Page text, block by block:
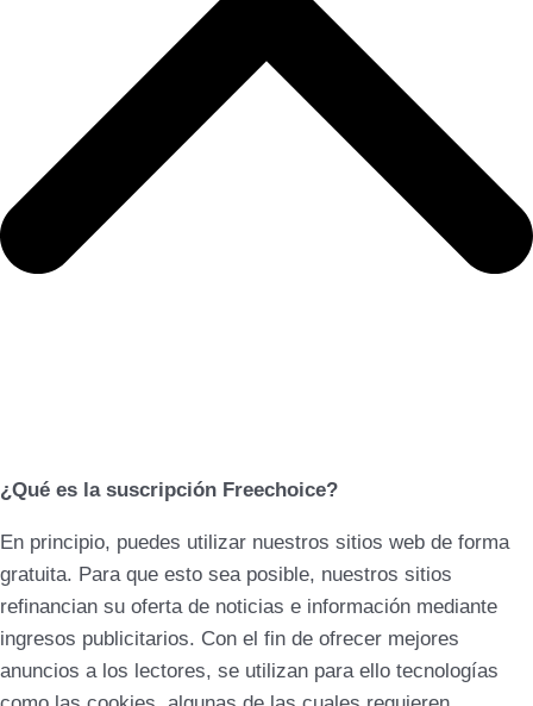
¿Qué es la suscripción Freechoice?
En principio, puedes utilizar nuestros sitios web de forma
gratuita. Para que esto sea posible, nuestros sitios
refinancian su oferta de noticias e información mediante
ingresos publicitarios. Con el fin de ofrecer mejores
anuncios a los lectores, se utilizan para ello tecnologías